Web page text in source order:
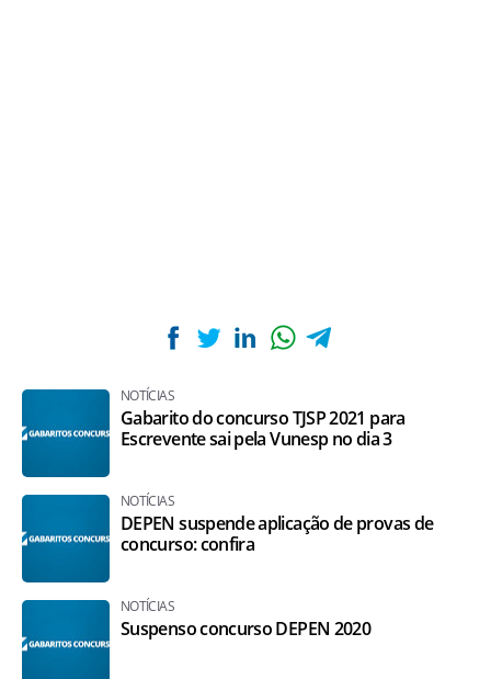
NOTÍCIAS
Gabarito do concurso TJSP 2021 para
Escrevente sai pela Vunesp no dia 3
NOTÍCIAS
DEPEN suspende aplicação de provas de
concurso: confira
NOTÍCIAS
Suspenso concurso DEPEN 2020